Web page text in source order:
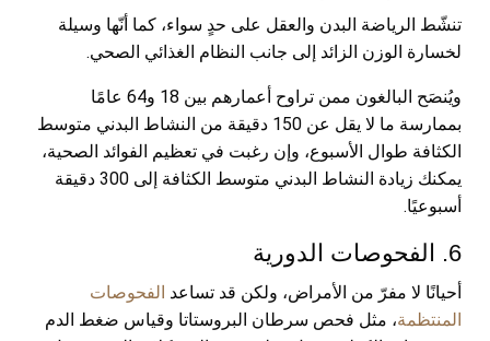
تنشّط الرياضة البدن والعقل على حدٍ سواء، كما أنّها وسيلة
لخسارة الوزن الزائد إلى جانب النظام الغذائي الصحي.
ويُنصَح البالغون ممن تراوح أعمارهم بين 18 و64 عامًا
بممارسة ما لا يقل عن 150 دقيقة من النشاط البدني متوسط
الكثافة طوال الأسبوع، وإن رغبت في تعظيم الفوائد الصحية،
يمكنك زيادة النشاط البدني متوسط الكثافة إلى 300 دقيقة
أسبوعيًا.
6. الفحوصات الدورية
أحيانًا لا مفرّ من الأمراض، ولكن قد تساعد الفحوصات
المنتظمة، مثل فحص سرطان البروستاتا وقياس ضغط الدم